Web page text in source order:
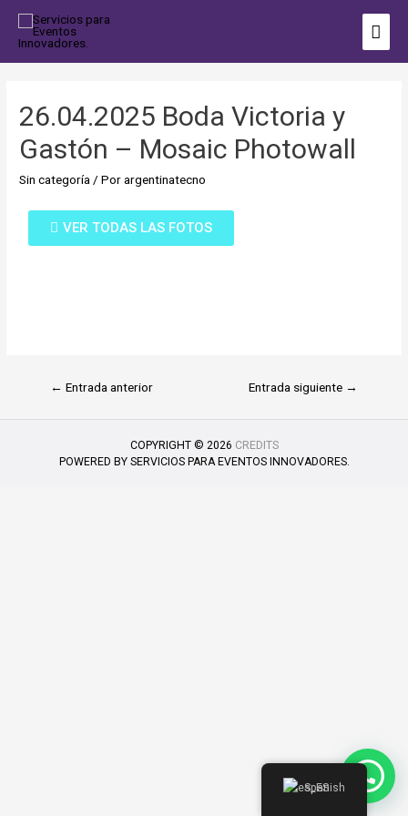
26.04.2025 Boda Victoria y
Gastón – Mosaic Photowall
Sin categoría / Porargentinatecno
VER TODAS LAS FOTOS
← Entrada anterior Entrada siguiente →
COPYRIGHT © 2026 CREDITS
POWERED BY SERVICIOS PARA EVENTOS INNOVADORES.
Spanish